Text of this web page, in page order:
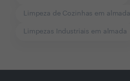
Limpeza de Cozinhas em almada
Limpezas Industriais em almada